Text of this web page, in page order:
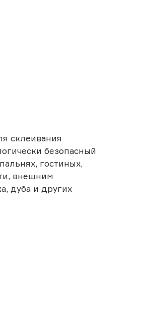
склеивания
безопасный
гостиных,
внешним
дуба и других